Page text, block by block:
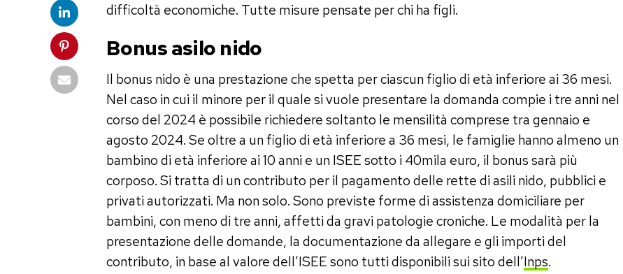
difficoltà economiche. Tutte misure pensate per chi ha figli.
Bonus asilo nido
Il bonus nido è una prestazione che spetta per ciascun figlio di età inferiore ai 36 mesi.
Nel caso in cui il minore per il quale si vuole presentare la domanda compie i tre anni nel
corso del 2024 è possibile richiedere soltanto le mensilità comprese tra gennaio e
agosto 2024. Se oltre a un figlio di età inferiore a 36 mesi, le famiglie hanno almeno un
bambino di età inferiore ai 10 anni e un ISEE sotto i 40mila euro, il bonus sarà più
corposo. Si tratta di un contributo per il pagamento delle rette di asili nido, pubblici e
privati autorizzati. Ma non solo. Sono previste forme di assistenza domiciliare per
bambini, con meno di tre anni, affetti da gravi patologie croniche. Le modalità per la
presentazione delle domande, la documentazione da allegare e gli importi del
contributo, in base al valore dell’ISEE sono tutti disponibili sui sito dell’Inps.